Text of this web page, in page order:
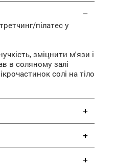
пілатес у
зміцнити м'язи і
в соляному залі
солі на тіло